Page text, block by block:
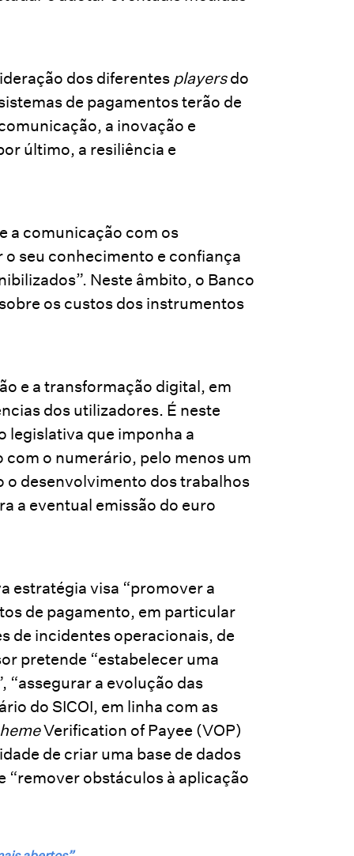
dos diferentes playersdo
de pagamentos terão de
a inovação e
último, a resiliência e
a comunicação com os
seu conhecimento e confiança
Neste âmbito, o Banco
os custos dos instrumentos
e a transformação digital, em
dos utilizadores. É neste
legislativa que imponha a
o numerário, pelo menos um
desenvolvimento dos trabalhos
a eventual emissão do euro
estratégia visa “promover a
de pagamento, em particular
de incidentes operacionais, de
pretende “estabelecer uma
“assegurar a evolução das
do SICOI, em linha com as
Verification of Payee (VOP)
de criar uma base de dados
“remover obstáculos à aplicação